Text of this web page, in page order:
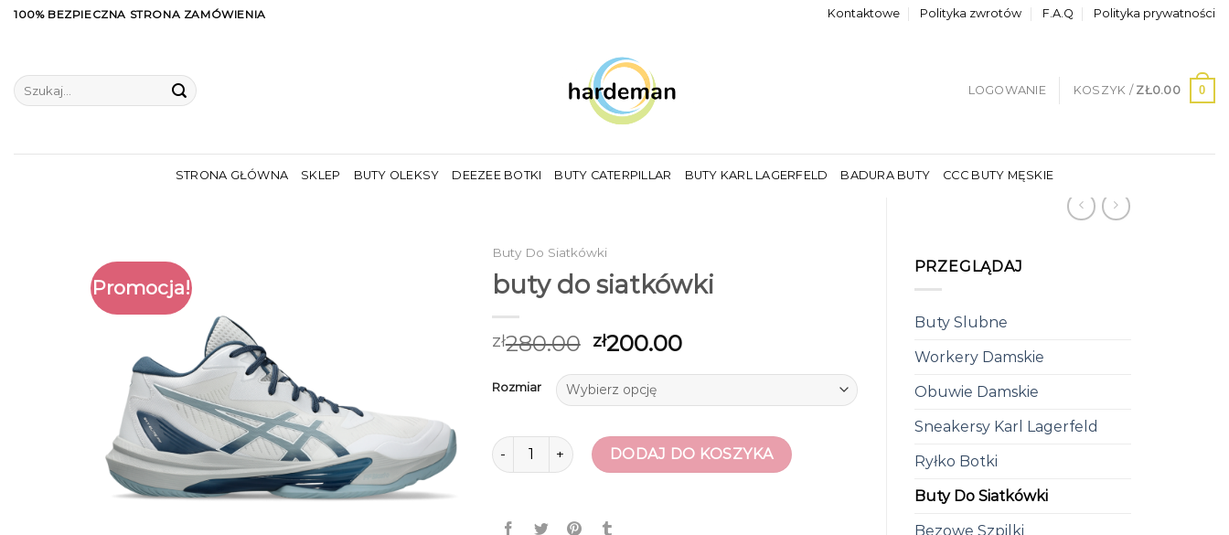
Skip100% BEZPIECZNA STRONA ZAMÓWIENIA Kontaktowe Polityka zwrotów F.A.Q Polityka prywatności
Szukaj:
LOGOWANIE KOSZYK / ZŁ0.00 0
STRONA GŁÓWNA SKLEP BUTY OLEKSY DEEZEE BOTKI BUTY CATERPILLAR BUTY KARL LAGERFELD BADURA BUTY CCC BUTY MĘSKIE
PRZEGLĄDAJ
Buty Slubne
Workery Damskie
Obuwie Damskie
Sneakersy Karl Lagerfeld
Ryłko Botki
Buty Do Siatkówki
Bezowe Szpilki
Promocja!
Buty Do Siatkówki
buty do siatkówki
zł280.00 zł200.00
Rozmiar
ilość buty do siatkówkiDODAJ DO KOSZYKA